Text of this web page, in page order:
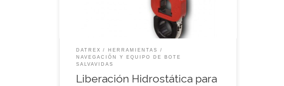
DATREX
HERRAMIENTAS
NAVEGACIÓN Y EQUIPO DE BOTE
SALVAVIDAS
Liberación Hidrostática para